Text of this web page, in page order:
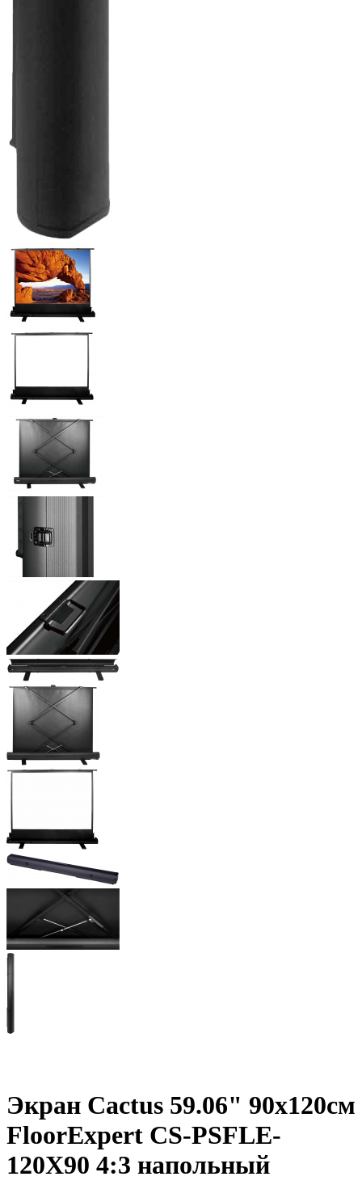
Экран Cactus 59.06" 90x120см
FloorExpert CS-PSFLE-
120X90 4:3 напольный